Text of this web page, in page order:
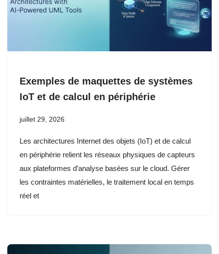
Exemples de maquettes de systèmes
IoT et de calcul en périphérie
juillet 29, 2026
Les architectures Internet des objets (IoT) et de calcul
en périphérie relient les réseaux physiques de capteurs
aux plateformes d’analyse basées sur le cloud. Gérer
les contraintes matérielles, le traitement local en temps
réel et